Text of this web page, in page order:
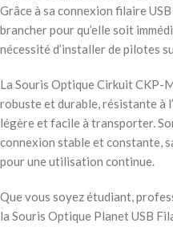
Grâce à sa connexion filaire
brancher pour qu’elle soit
nécessité d’installer de pilotes
La Souris Optique Cirkuit CKP-
robuste et durable, résistante à
légère et facile à transporter.
connexion stable et constante,
pour une utilisation continue.
Que vous soyez étudiant,
la Souris Optique Planet USB